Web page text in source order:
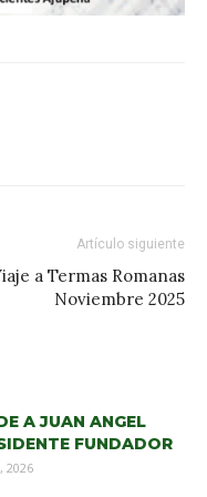
Artículo siguiente
a Termas Romanas
Noviembre 2025
A JUAN ANGEL
FUNDADOR
2026